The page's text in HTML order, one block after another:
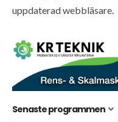
uppdaterad webbläsare.
Senaste programmen